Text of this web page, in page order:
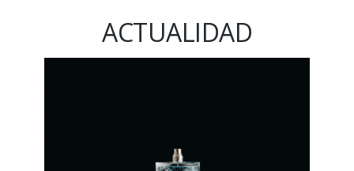
ACTUALIDAD